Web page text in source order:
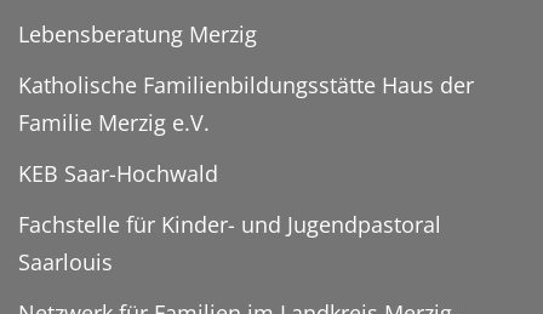
Lebensberatung Merzig
Katholische Familienbildungsstätte Haus der
Familie Merzig e.V.
KEB Saar-Hochwald
Fachstelle für Kinder- und Jugendpastoral
Saarlouis